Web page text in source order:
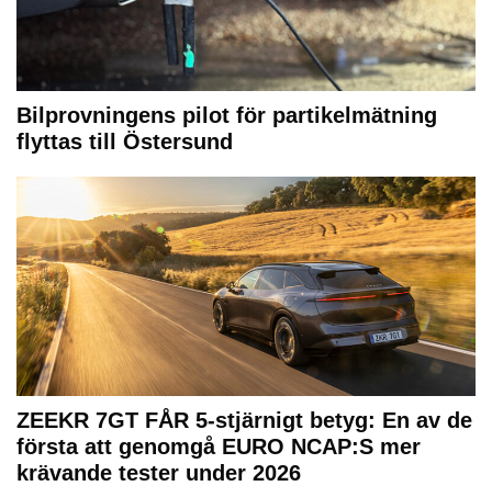
Bilprovningens pilot för partikelmätning
flyttas till Östersund
ZEEKR 7GT FÅR 5-stjärnigt betyg: En av de
första att genomgå EURO NCAP:S mer
krävande tester under 2026